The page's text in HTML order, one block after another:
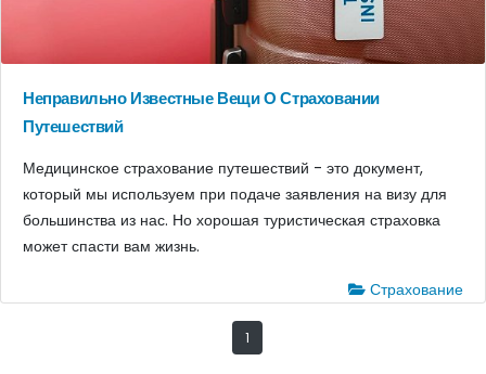
Неправильно Известные Вещи О Страховании
Путешествий
Медицинское страхование путешествий - это документ,
который мы используем при подаче заявления на визу для
большинства из нас. Но хорошая туристическая страховка
может спасти вам жизнь.
Страхование
1